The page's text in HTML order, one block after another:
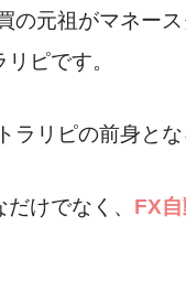
の元祖がマネー
ピです。
ラリピの前身と
けでなく、 FX